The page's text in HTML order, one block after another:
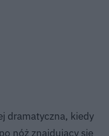
dramatyczna, kiedy
nóż znajdujący się